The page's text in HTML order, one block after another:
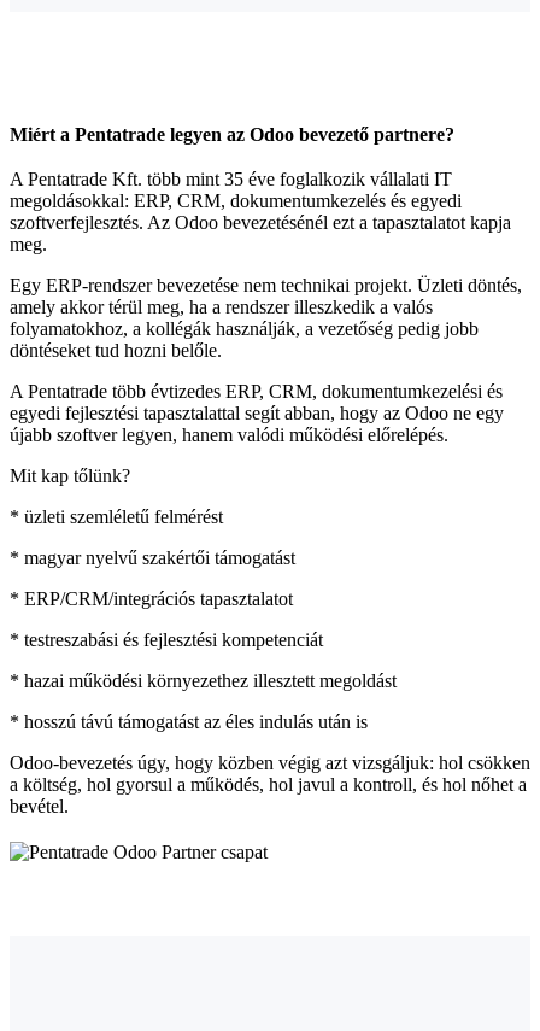
Miért a Pentatrade legyen az Odoo bevezető partnere?
A Pentatrade Kft. több mint 35 éve foglalkozik vállalati IT
megoldásokkal: ERP, CRM, dokumentumkezelés és egyedi
szoftverfejlesztés. Az Odoo bevezetésénél ezt a tapasztalatot kapja
meg.
Egy ERP-rendszer bevezetése nem technikai projekt. Üzleti döntés,
amely akkor térül meg, ha a rendszer illeszkedik a valós
folyamatokhoz, a kollégák használják, a vezetőség pedig jobb
döntéseket tud hozni belőle.
A Pentatrade több évtizedes ERP, CRM, dokumentumkezelési és
egyedi fejlesztési tapasztalattal segít abban, hogy az Odoo ne egy
újabb szoftver legyen, hanem valódi működési előrelépés.
Mit kap tőlünk?
* üzleti szemléletű felmérést
* magyar nyelvű szakértői támogatást
* ERP/CRM/integrációs tapasztalatot
* testreszabási és fejlesztési kompetenciát
* hazai működési környezethez illesztett megoldást
* hosszú távú támogatást az éles indulás után is
Odoo-bevezetés úgy, hogy közben végig azt vizsgáljuk: hol csökken
a költség, hol gyorsul a működés, hol javul a kontroll, és hol nőhet a
bevétel.